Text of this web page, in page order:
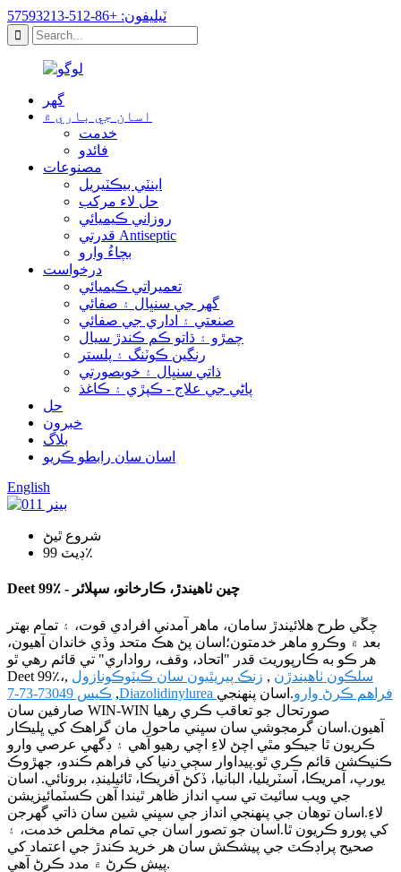
ٽيليفون: +86-512-57593213
گهر
اسان جي باري ۾
خدمت
فائدو
مصنوعات
اينٽي بيڪٽيريل
حل لاء مرکب
روزاني ڪيميائي
قدرتي Antiseptic
بچاءُ وارو
درخواست
تعميراتي ڪيميائي
گھر جي سنڀال ۽ صفائي
صنعتي ۽ اداري جي صفائي
چمڙو ۽ ڌاتو ڪم ڪندڙ سيال
رنگين ڪوٽنگ ۽ پلستر
ذاتي سنڀال ۽ خوبصورتي
پاڻي جي علاج - ڪپڙي ۽ ڪاغذ
حل
خبرون
بلاگ
اسان سان رابطو ڪريو
English
شروع ٿيڻ
ڊيٽ 99٪
Deet 99٪ - چين ٺاهيندڙ، ڪارخانو، سپلائر
چڱي طرح هلائيندڙ سامان، ماهر آمدني افرادي قوت، ۽ تمام بهتر
بعد ۾ وڪرو ماهر خدمتون؛اسان پڻ هڪ متحد وڏي خاندان آهيون،
هر ڪو به ڪارپوريٽ قدر "اتحاد، وقف، رواداري" تي قائم رهي ٿو
Deet 99٪،
سلڪون ٺاهيندڙن , زنڪ پيريٿيون سان ڪيٽوڪونازول ,
ڪيس 73049-73-7 , Diazolidinylurea فراهم ڪرڻ وارو.اسان پنهنجي
صارفين سان WIN-WIN صورتحال جو تعاقب ڪري رهيا
آهيون.اسان گرمجوشي سان سڀني ماحول مان گراهڪ کي ڀليڪار
ڪريون ٿا جيڪو مٿي اچڻ لاءِ اچي رهيو آهي ۽ ڊگهي عرصي وارو
ڪنيڪشن قائم ڪري ٿو.پيداوار سڄي دنيا کي فراهم ڪندو، جهڙوڪ
يورپ، آمريڪا، آسٽريليا، البانيا، ڏکڻ آفريڪا، ٿائيلينڊ، برونائي. اسان
جي ويب سائيٽ تي سڀ انداز ظاهر ٿيندا آهن ڪسٽمائيزيشن
لاءِ.اسان توهان جي پنهنجي انداز جي سڀني شين سان ذاتي گهرجن
کي پورو ڪريون ٿا.اسان جو تصور اسان جي تمام مخلص خدمت، ۽
صحيح پراڊڪٽ جي پيشڪش سان هر خريد ڪندڙ جي اعتماد کي
پيش ڪرڻ ۾ مدد ڪرڻ آهي.